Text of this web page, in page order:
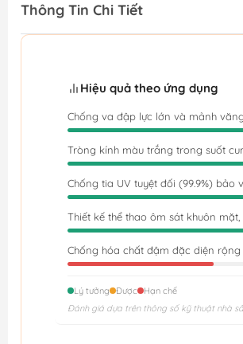
Thông Tin Chi Tiết
Hiệu quả theo ứng dụng
Chống va đập lực lớn và mảnh
Tròng kính màu trắng trong suốt
Chống tia UV tuyệt đối (99.9%) bảo
Thiết kế thể thao ôm sát khuôn
Chống hóa chất đậm đặc diện
Lý tưởng Được
Hạn chế
Đánh giá dựa trên thông số kỹ thuật nhà